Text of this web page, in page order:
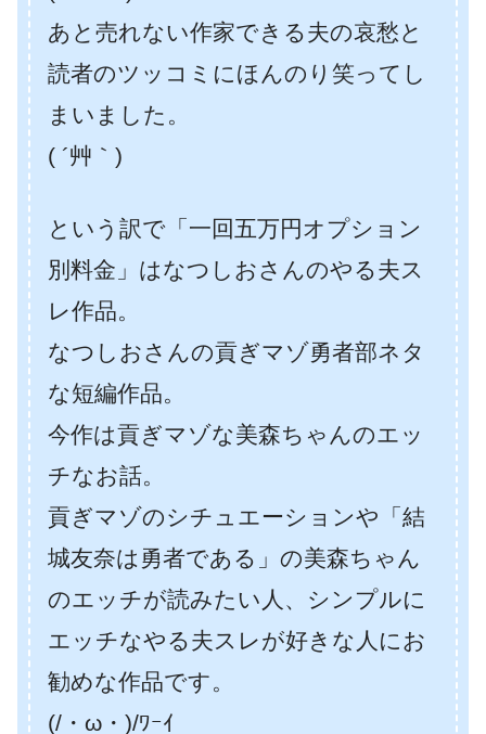
あと売れない作家できる夫の哀愁と
読者のツッコミにほんのり笑ってし
まいました。
( ´艸｀)
という訳で「一回五万円オプション
別料金」はなつしおさんのやる夫ス
レ作品。
なつしおさんの貢ぎマゾ勇者部ネタ
な短編作品。
今作は貢ぎマゾな美森ちゃんのエッ
チなお話。
貢ぎマゾのシチュエーションや「結
城友奈は勇者である」の美森ちゃん
のエッチが読みたい人、シンプルに
エッチなやる夫スレが好きな人にお
勧めな作品です。
(/・ω・)/ﾜｰｲ